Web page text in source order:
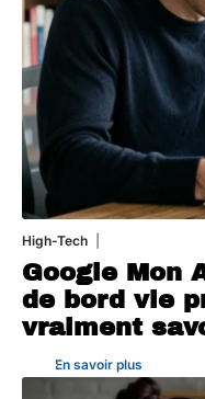
High-Tech
Google Mon
de bord vie
vraiment
En savoir plus